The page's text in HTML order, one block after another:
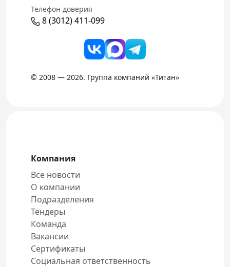
Телефон доверия
8 (3012) 411-099
© 2008 — 2026. Группа компаний «Титан»
Компания
Все новости
О компании
Подразделения
Тендеры
Команда
Вакансии
Сертификаты
Социальная ответственность